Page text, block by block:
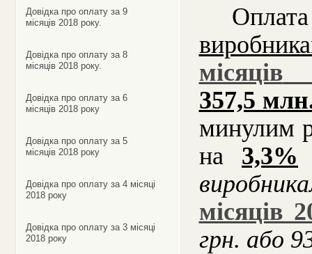
Довідка про оплату за 9
місяців 2018 року.
Довідка про оплату за 8
місяців 2018 року.
Довідка про оплату за 6
місяців 2018 року
Довідка про оплату за 5
місяців 2018 року
Довідка про оплату за 4 місяці
2018 року
Довідка про оплату за 3 місяці
2018 року
місяців
357,5
минулим
на
3,3%
місяців
грн. або